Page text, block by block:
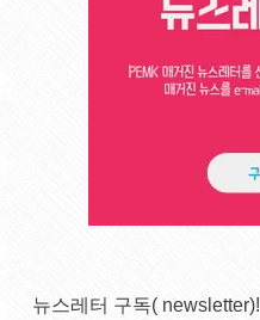
뉴스레터 구독( newsletter)!